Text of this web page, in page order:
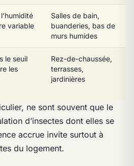
variable
Salles de bain,
buanderies, bas de
murs humides
le seuil
les
Rez-de-chaussée,
terrasses,
jardinières
ne sont souvent que le
d’insectes dont elles se
accrue invite surtout à
du logement.